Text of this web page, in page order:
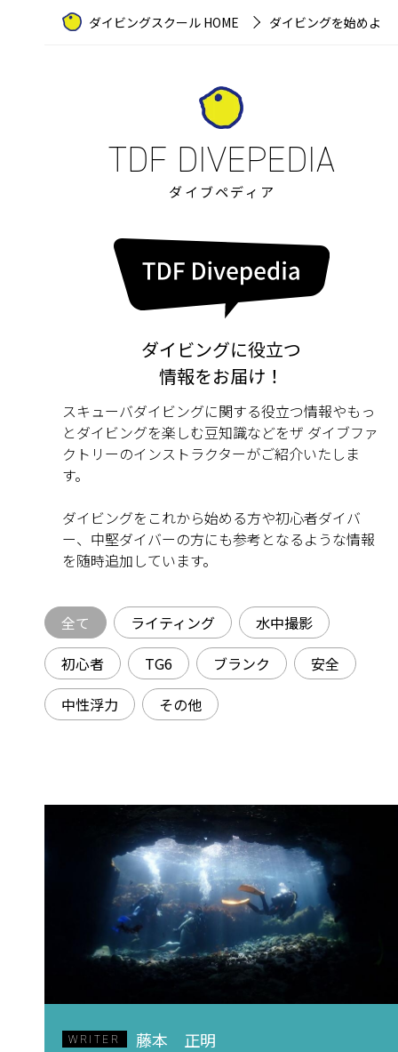
ダイビングスクール HOME ダイビングを始めよう
ダイブペディア
ダイビングに役立つ
情報をお届け！
スキューバダイビングに関する役立つ情報やもっ
とダイビングを楽しむ豆知識などをザ ダイブファ
クトリーのインストラクターがご紹介いたしま
す。
ダイビングをこれから始める方や初心者ダイバ
ー、中堅ダイバーの方にも参考となるような情報
を随時追加しています。
全て ライティング
水中撮影
初心者
TG6 ブランク
安全
中性浮力
その他
WRITER 藤本 正明